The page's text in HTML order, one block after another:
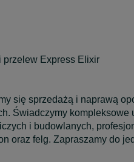
przelew Express Elixir
się sprzedażą i naprawą
Świadczymy kompleksowe
i budowlanych,
oraz felg. Zapraszamy do